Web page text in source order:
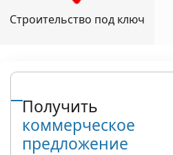
Строительство под ключ
Получить
коммерческое
предложение